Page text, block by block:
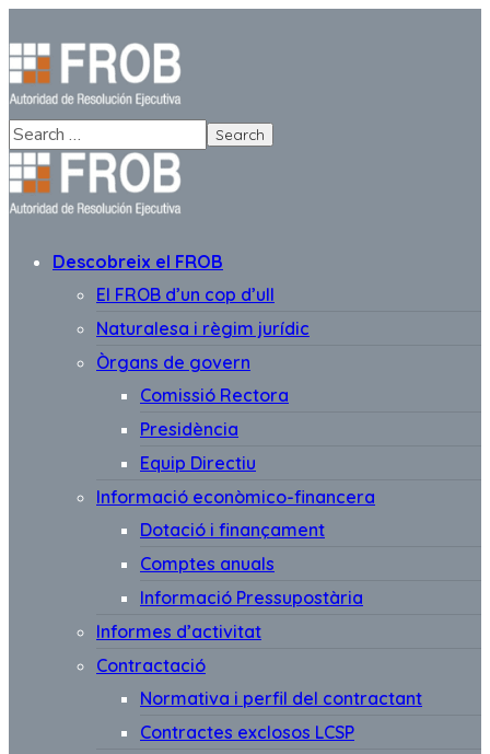
Descobreix el FROB
El FROB d’un cop d’ull
Naturalesa i règim jurídic
Òrgans de govern
Comissió Rectora
Presidència
Equip Directiu
Informació econòmico-financera
Dotació i finançament
Comptes anuals
Informació Pressupostària
Informes d’activitat
Contractació
Normativa i perfil del contractant
Contractes exclosos LCSP